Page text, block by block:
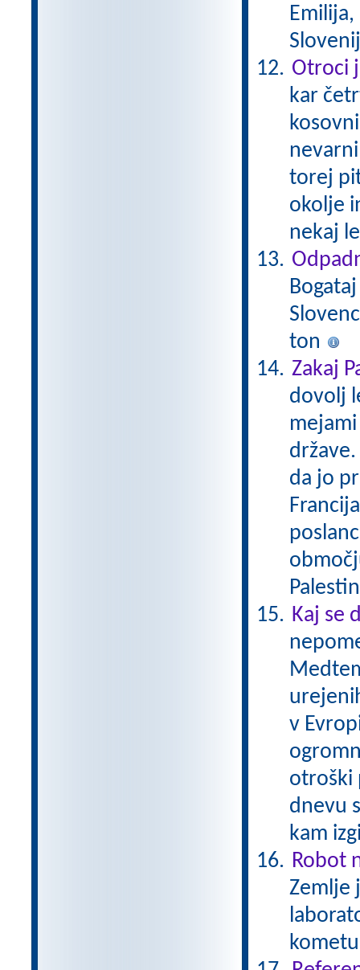
Otroci
kar
torej
okolje
nekaj
ton
Zakaj
dovolj
da jo
Kaj se
v
otroški
dnevu
kam
Robot
Zemlje